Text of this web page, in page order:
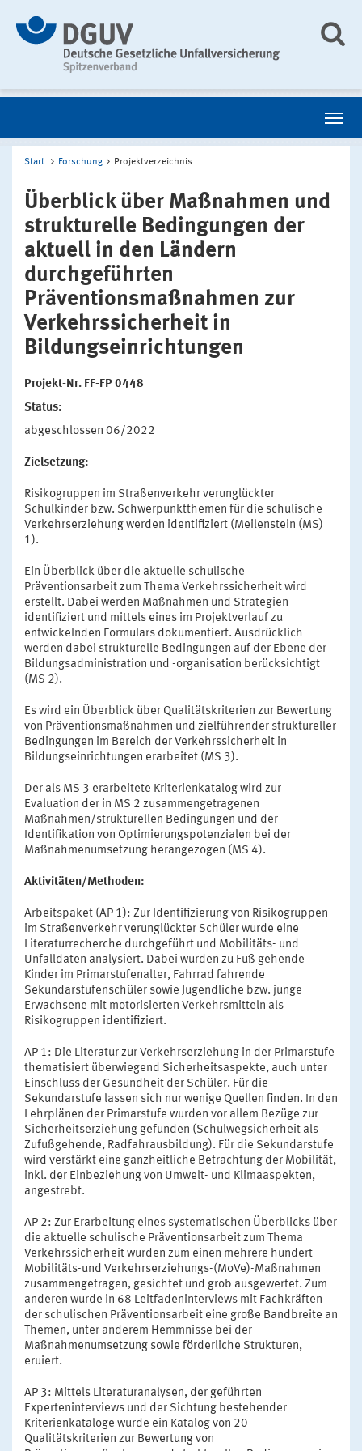
Start Forschung Projektverzeichnis
Überblick über Maßnahmen und
strukturelle Bedingungen der
aktuell in den Ländern
durchgeführten
Präventionsmaßnahmen zur
Verkehrssicherheit in
Bildungseinrichtungen
Projekt-Nr. FF-FP 0448
Status:
abgeschlossen 06/2022
Zielsetzung:
Risikogruppen im Straßenverkehr verunglückter
Schulkinder bzw. Schwerpunktthemen für die schulische
Verkehrserziehung werden identifiziert (Meilenstein (MS)
1).
Ein Überblick über die aktuelle schulische
Präventionsarbeit zum Thema Verkehrssicherheit wird
erstellt. Dabei werden Maßnahmen und Strategien
identifiziert und mittels eines im Projektverlauf zu
entwickelnden Formulars dokumentiert. Ausdrücklich
werden dabei strukturelle Bedingungen auf der Ebene der
Bildungsadministration und -organisation berücksichtigt
(MS 2).
Es wird ein Überblick über Qualitätskriterien zur Bewertung
von Präventionsmaßnahmen und zielführender struktureller
Bedingungen im Bereich der Verkehrssicherheit in
Bildungseinrichtungen erarbeitet (MS 3).
Der als MS 3 erarbeitete Kriterienkatalog wird zur
Evaluation der in MS 2 zusammengetragenen
Maßnahmen/strukturellen Bedingungen und der
Identifikation von Optimierungspotenzialen bei der
Maßnahmenumsetzung herangezogen (MS 4).
Aktivitäten/Methoden:
Arbeitspaket (AP 1): Zur Identifizierung von Risikogruppen
im Straßenverkehr verunglückter Schüler wurde eine
Literaturrecherche durchgeführt und Mobilitäts- und
Unfalldaten analysiert. Dabei wurden zu Fuß gehende
Kinder im Primarstufenalter, Fahrrad fahrende
Sekundarstufenschüler sowie Jugendliche bzw. junge
Erwachsene mit motorisierten Verkehrsmitteln als
Risikogruppen identifiziert.
AP 1: Die Literatur zur Verkehrserziehung in der Primarstufe
thematisiert überwiegend Sicherheitsaspekte, auch unter
Einschluss der Gesundheit der Schüler. Für die
Sekundarstufe lassen sich nur wenige Quellen finden. In den
Lehrplänen der Primarstufe wurden vor allem Bezüge zur
Sicherheitserziehung gefunden (Schulwegsicherheit als
Zufußgehende, Radfahrausbildung). Für die Sekundarstufe
wird verstärkt eine ganzheitliche Betrachtung der Mobilität,
inkl. der Einbeziehung von Umwelt- und Klimaaspekten,
angestrebt.
AP 2: Zur Erarbeitung eines systematischen Überblicks über
die aktuelle schulische Präventionsarbeit zum Thema
Verkehrssicherheit wurden zum einen mehrere hundert
Mobilitäts-und Verkehrserziehungs-(MoVe)-Maßnahmen
zusammengetragen, gesichtet und grob ausgewertet. Zum
anderen wurde in 68 Leitfadeninterviews mit Fachkräften
der schulischen Präventionsarbeit eine große Bandbreite an
Themen, unter anderem Hemmnisse bei der
Maßnahmenumsetzung sowie förderliche Strukturen,
eruiert.
AP 3: Mittels Literaturanalysen, der geführten
Experteninterviews und der Sichtung bestehender
Kriterienkataloge wurde ein Katalog von 20
Qualitätskriterien zur Bewertung von